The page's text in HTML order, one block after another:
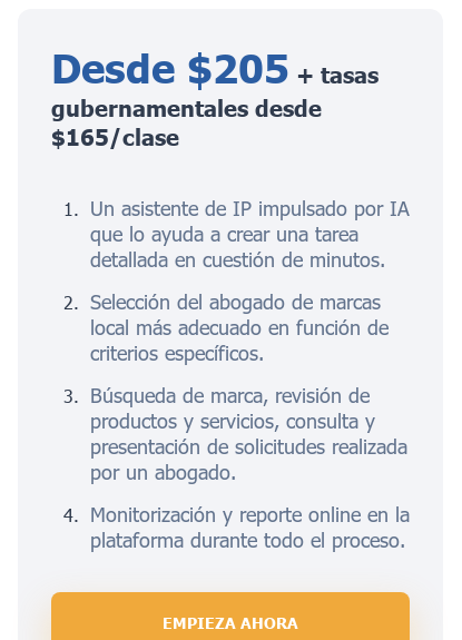
Desde $205 + tasas
gubernamentales desde
$165/clase
Un asistente de IP impulsado por IA
que lo ayuda a crear una tarea
detallada en cuestión de minutos.
Selección del abogado de marcas
local más adecuado en función de
criterios específicos.
Búsqueda de marca, revisión de
productos y servicios, consulta y
presentación de solicitudes realizada
por un abogado.
Monitorización y reporte online en la
plataforma durante todo el proceso.
EMPIEZA AHORA